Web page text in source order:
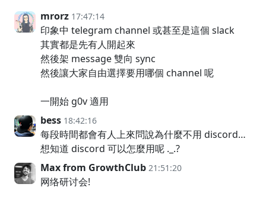
mrorz 17:47:14
印象中 telegram channel 或甚至是這個 slack
其實都是先有人開起來
然後架 message 雙向 sync
然後讓大家自由選擇要用哪個 channel 呢
一開始 g0v 適用
bess 18:42:16
每段時間都會有人上來問說為什麼不用 discord…
想知道 discord 可以怎麼用呢 ._.?
Max from GrowthClub 21:51:20
网络研讨会!